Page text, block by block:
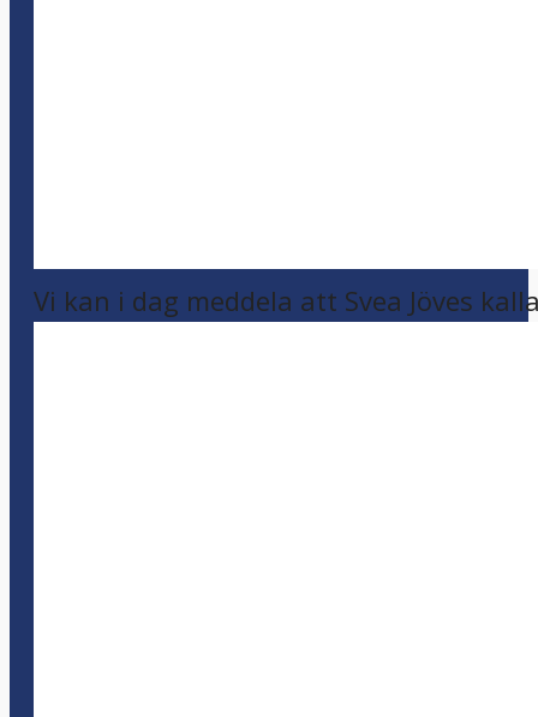
Vi kan i dag meddela att Svea Jöves